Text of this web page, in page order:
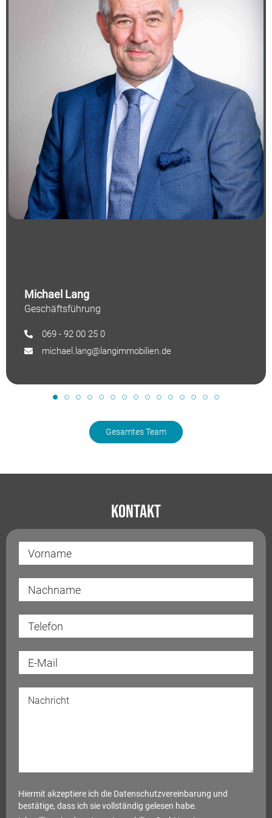
Michael Lang
Geschäftsführung
069 - 92 00 25 0
michael.lang@langimmobilien.de
Gesamtes Team
Kontakt
Hiermit akzeptiere ich die Datenschutzvereinbarung und
bestätige, dass ich sie vollständig gelesen habe.